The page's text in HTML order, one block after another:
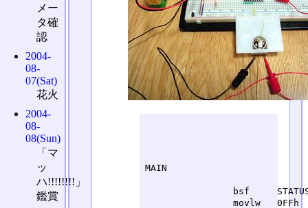
MAIN						;	MAIN
メー
タ確
認
2004-
08-
07(Sat)
花火
2004-
08-
08(Sun)
「マ
ッ
ハ!!!!!!!!」
鑑賞